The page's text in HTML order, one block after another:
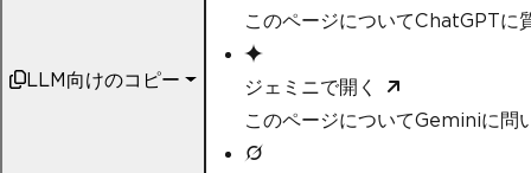
LLM向けのコピー
このページについてChatGPTに
ジェミニで開く
このページについてGeminiに問